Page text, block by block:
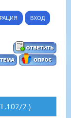
ВХОД
2 )